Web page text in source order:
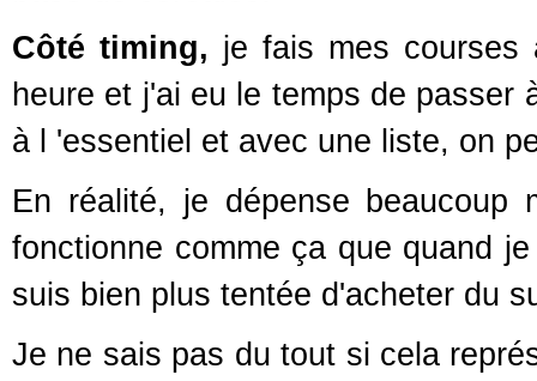
Côté timing, je fais mes courses
heure et j'ai eu le temps de passer
à l 'essentiel et avec une liste, on
En réalité, je dépense
fonctionne comme ça que quand
suis bien plus tentée d'acheter du
Je ne sais pas du tout si cela